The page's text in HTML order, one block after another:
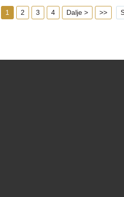
1 2 3 4 Dalje > >>